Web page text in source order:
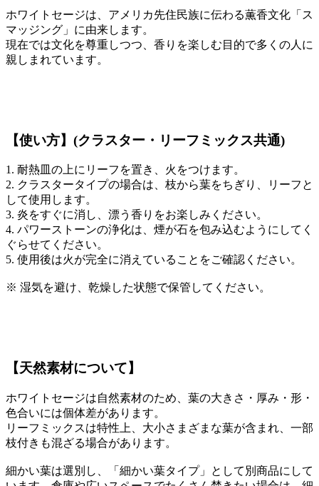
ホワイトセージは、アメリカ先住民族に伝わる薫香文化「ス
マッジング」に由来します。
現在では文化を尊重しつつ、香りを楽しむ目的で多くの人に
親しまれています。
【使い方】(クラスター・リーフミックス共通)
1. 耐熱皿の上にリーフを置き、火をつけます。
2. クラスタータイプの場合は、枝から葉をちぎり、リーフと
して使用します。
3. 炎をすぐに消し、漂う香りをお楽しみください。
4. パワーストーンの浄化は、煙が石を包み込むようにしてく
ぐらせてください。
5. 使用後は火が完全に消えていることをご確認ください。
※ 湿気を避け、乾燥した状態で保管してください。
【天然素材について】
ホワイトセージは自然素材のため、葉の大きさ・厚み・形・
色合いには個体差があります。
リーフミックスは特性上、大小さまざまな葉が含まれ、一部
枝付きも混ざる場合があります。
細かい葉は選別し、「細かい葉タイプ」として別商品にして